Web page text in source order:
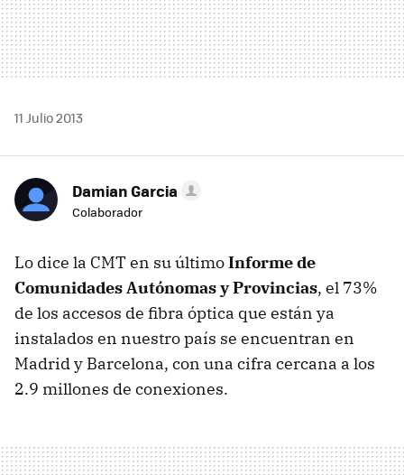
11 Julio 2013
Damian Garcia
Colaborador
Lo dice la CMT en su últimoInforme de
Comunidades Autónomas y Provincias, el 73%
de los accesos de fibra óptica que están ya
instalados en nuestro país se encuentran en
Madrid y Barcelona, con una cifra cercana a los
2.9 millones de conexiones.